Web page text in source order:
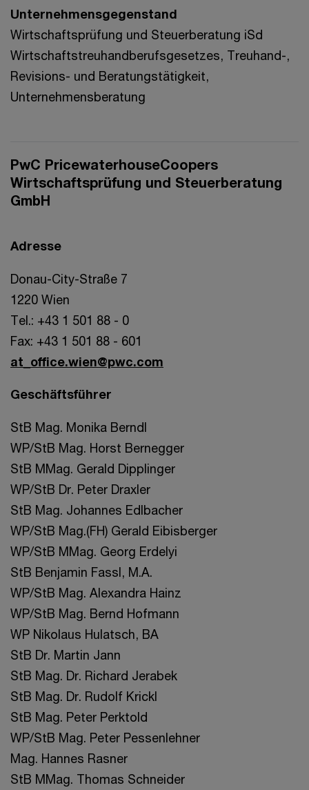
Unternehmensgegenstand
Wirtschaftsprüfung und Steuerberatung iSd
Wirtschaftstreuhandberufsgesetzes, Treuhand-,
Revisions- und Beratungstätigkeit,
Unternehmensberatung
PwC PricewaterhouseCoopers
Wirtschaftsprüfung und Steuerberatung
GmbH
Adresse
Donau-City-Straße 7
1220 Wien
Tel.: +43 1 501 88 - 0
Fax: +43 1 501 88 - 601
at_office.wien@pwc.com
Geschäftsführer
StB Mag. Monika Berndl
WP/StB Mag. Horst Bernegger
StB MMag. Gerald Dipplinger
WP/StB Dr. Peter Draxler
StB Mag. Johannes Edlbacher
WP/StB Mag.(FH) Gerald Eibisberger
WP/StB MMag. Georg Erdelyi
StB Benjamin Fassl, M.A.
WP/StB Mag. Alexandra Hainz
WP/StB Mag. Bernd Hofmann
WP Nikolaus Hulatsch, BA
StB Dr. Martin Jann
StB Mag. Dr. Richard Jerabek
StB Mag. Dr. Rudolf Krickl
StB Mag. Peter Perktold
WP/StB Mag. Peter Pessenlehner
Mag. Hannes Rasner
StB MMag. Thomas Schneider